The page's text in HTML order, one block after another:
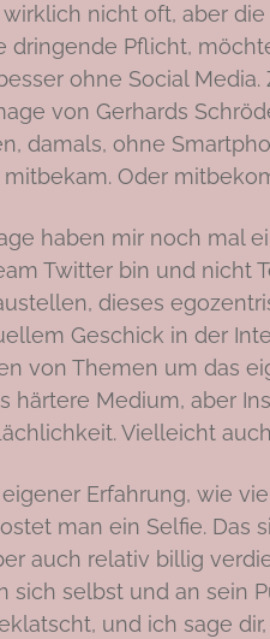
wirklich nicht oft, aber
dringende Pflicht,
ohne Social
von Gerhards
damals, ohne
Oder
haben mir noch mal
Twitter bin und nicht
dieses
Geschick in der
von Themen um das
härtere Medium, aber
Vielleicht
Erfahrung, wie
man ein Selfie. Das
auch relativ billig
sich selbst und an sein
und ich sage